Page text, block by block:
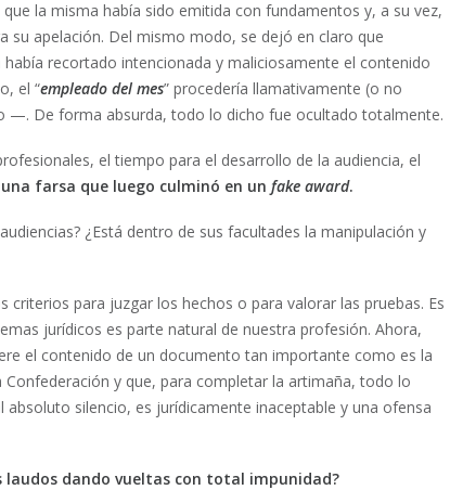
la misma había sido emitida con fundamentos y, a su vez,
su apelación. Del mismo modo, se dejó en claro que
recortado intencionada y maliciosamente el contenido
el “empleado del mes” procedería llamativamente (o no
—. De forma absurda, todo lo dicho fue ocultado totalmente.
el tiempo para el desarrollo de la audiencia, el
farsa que luego culminó en un fake award.
¿Está dentro de sus facultades la manipulación y
para juzgar los hechos o para valorar las pruebas. Es
jurídicos es parte natural de nuestra profesión. Ahora,
el contenido de un documento tan importante como es la
y que, para completar la artimaña, todo lo
silencio, es jurídicamente inaceptable y una ofensa
laudos dando vueltas con total impunidad?